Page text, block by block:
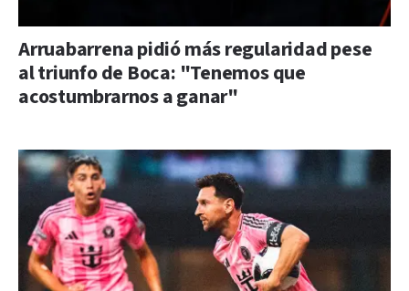
Arruabarrena pidió más regularidad pese
al triunfo de Boca: "Tenemos que
acostumbrarnos a ganar"